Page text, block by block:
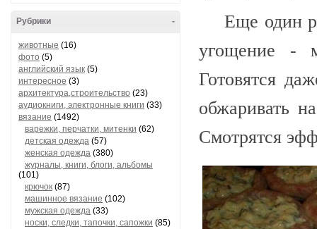
-
Рубрики
животные (16)
фото (5)
английский язык (5)
интересное (3)
архитектура,строительство (23)
аудиокниги, электронные книги (33)
вязание (1492)
варежки, перчатки, митенки (62)
детская одежда (57)
женская одежда (380)
журналы, книги, блоги, альбомы
(101)
крючок (87)
машинное вязание (102)
мужская одежда (33)
носки, следки, тапочки, сапожки (85)
Еще один
угощение -
Готовятся
обжаривать
Смотрятся